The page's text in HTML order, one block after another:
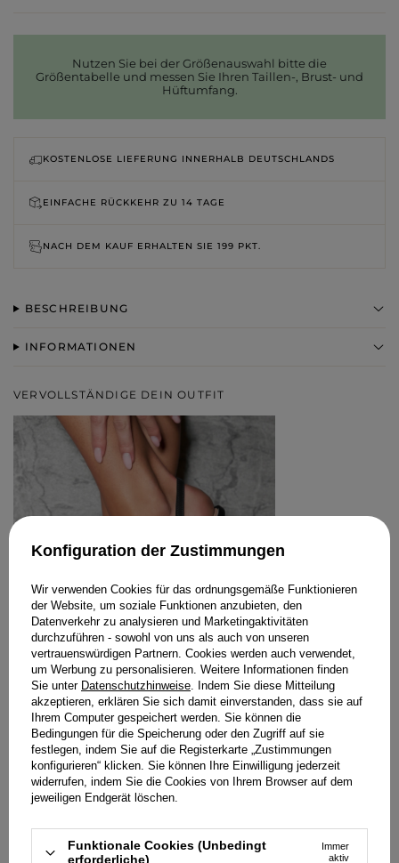
Nutzen Sie bei der Größenauswahl bitte die
Größentabelle und messen Sie Ihren Taillen-, Brust- und
Hüftumfang.
KOSTENLOSE LIEFERUNG INNERHALB DEUTSCHLANDS
EINFACHE RÜCKKEHR ZU 14 TAGE
NACH DEM KAUF ERHALTEN SIE 199 PKT.
BESCHREIBUNG
INFORMATIONEN
VERVOLLSTÄNDIGE DEIN OUTFIT
CHECCA – SCHWARZE SANDALEN MIT
SCHMALEM ABSATZ
Konfiguration der Zustimmungen
Wir verwenden Cookies für das ordnungsgemäße Funktionieren
der Website, um soziale Funktionen anzubieten, den
Datenverkehr zu analysieren und Marketingaktivitäten
durchzuführen - sowohl von uns als auch von unseren
vertrauenswürdigen Partnern. Cookies werden auch verwendet,
um Werbung zu personalisieren. Weitere Informationen finden
Sie unter Datenschutzhinweise. Indem Sie diese Mitteilung
akzeptieren, erklären Sie sich damit einverstanden, dass sie auf
Ihrem Computer gespeichert werden. Sie können die
Bedingungen für die Speicherung oder den Zugriff auf sie
festlegen, indem Sie auf die Registerkarte „Zustimmungen
konfigurieren“ klicken. Sie können Ihre Einwilligung jederzeit
widerrufen, indem Sie die Cookies von Ihrem Browser auf dem
jeweiligen Endgerät löschen.
Funktionale Cookies (Unbedingt
erforderliche)
Immer
aktiv